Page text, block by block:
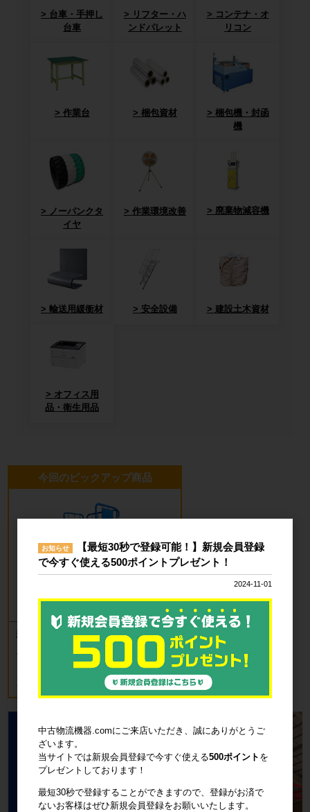
台車・手押し
台車
リフター・ハ
ンドパレット
コンテナ・オ
リコン
作業台 梱包資材
梱包機・封函
機
ノーパンクタ
イヤ
作業環境改善 廃棄物減容機
輸送用緩衝材 安全設備 建設土木資材
オフィス用
品・衛生用品
今回のピックアップ商品
新品 カゴ台車 ロールボックスパレッ
ト(樹脂底板) W850×D650×H1700mm
ブルー
税込20,570円
お知らせ
【最短30秒で登録可能！】新規会員登録
で今すぐ使える500ポイントプレゼント！
2024-11-01
中古物流機器.comにご来店いただき、誠にありがとうご
ざいます。
当サイトでは新規会員登録で今すぐ使える500ポイント を
プレゼントしております！
最短30秒で登録することができますので、登録がお済で
ないお客様はぜひ新規会員登録をお願いいたします。